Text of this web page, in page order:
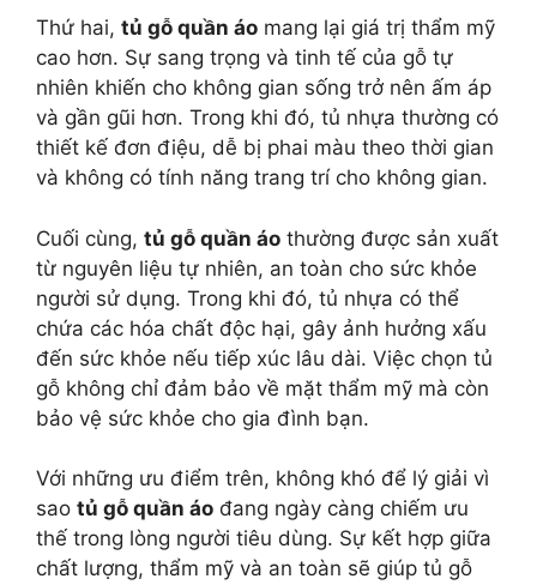
Thứ hai, tủ gỗ quần áo mang lại giá trị thẩm mỹ
cao hơn. Sự sang trọng và tinh tế của gỗ tự
nhiên khiến cho không gian sống trở nên ấm áp
và gần gũi hơn. Trong khi đó, tủ nhựa thường có
thiết kế đơn điệu, dễ bị phai màu theo thời gian
và không có tính năng trang trí cho không gian.
Cuối cùng, tủ gỗ quần áo thường được sản xuất
từ nguyên liệu tự nhiên, an toàn cho sức khỏe
người sử dụng. Trong khi đó, tủ nhựa có thể
chứa các hóa chất độc hại, gây ảnh hưởng xấu
đến sức khỏe nếu tiếp xúc lâu dài. Việc chọn tủ
gỗ không chỉ đảm bảo về mặt thẩm mỹ mà còn
bảo vệ sức khỏe cho gia đình bạn.
Với những ưu điểm trên, không khó để lý giải vì
sao tủ gỗ quần áo đang ngày càng chiếm ưu
thế trong lòng người tiêu dùng. Sự kết hợp giữa
chất lượng, thẩm mỹ và an toàn sẽ giúp tủ gỗ